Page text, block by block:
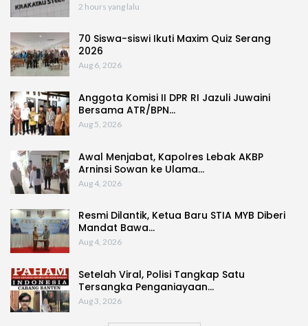
2 hours yang lalu
70 Siswa-siswi Ikuti Maxim Quiz Serang
2026
Aug 6, 2026
Anggota Komisi II DPR RI Jazuli Juwaini
Bersama ATR/BPN…
Aug 5, 2026
Awal Menjabat, Kapolres Lebak AKBP
Arninsi Sowan ke Ulama…
Aug 4, 2026
Resmi Dilantik, Ketua Baru STIA MYB Diberi
Mandat Bawa…
Aug 4, 2026
Setelah Viral, Polisi Tangkap Satu
Tersangka Penganiayaan…
Aug 3, 2026